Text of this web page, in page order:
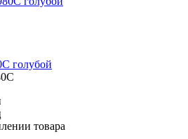
голубой
товара